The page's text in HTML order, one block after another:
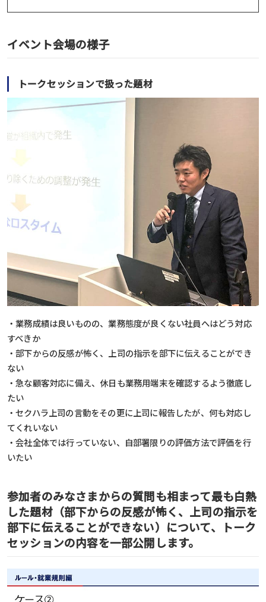
イベント会場の様子
トークセッションで扱った題材
・業務成績は良いものの、業務態度が良くない社員へはどう対応
すべきか
・部下からの反感が怖く、上司の指示を部下に伝えることができ
ない
・急な顧客対応に備え、休日も業務用端末を確認するよう徹底し
たい
・セクハラ上司の言動をその更に上司に報告したが、何も対応し
てくれいない
・会社全体では行っていない、自部署限りの評価方法で評価を行
いたい
参加者のみなさまからの質問も相まって最も白熱
した題材（部下からの反感が怖く、上司の指示を
部下に伝えることができない）について、トーク
セッションの内容を一部公開します。